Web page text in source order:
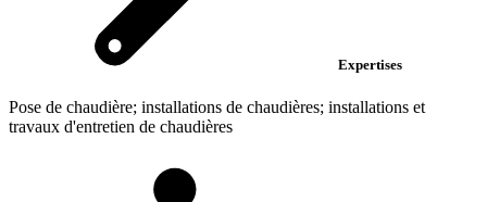
Expertises
Pose de chaudière; installations de chaudières; installations et
travaux d'entretien de chaudières